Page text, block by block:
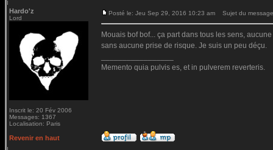
Hardo'z
Lord
Inscrit le: 20 Fév 2006
Messages: 1367
Localisation: Paris
Posté le: Jeu Sep 29, 2016 10:23 am Sujet du
Mouais bof bof... ça part dans tous les sens,
sans aucune prise de risque. Je suis un peu déçu.
Memento quia pulvis es, et in pulverem reverteris.
Revenir en haut